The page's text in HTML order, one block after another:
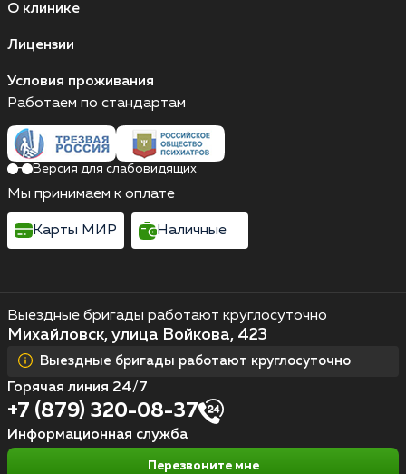
О клинике
Лицензии
Условия проживания
Выездные бригады работают круглосуточно
Михайловск, улица Войкова, 423
Выездные бригады работают круглосуточно
Горячая линия 24/7
+7 (879) 320-08-37
Информационная служба
Перезвоните мне
Работаем по стандартам
Версия для слабовидящих
Мы принимаем к оплате
Карты МИР Наличные